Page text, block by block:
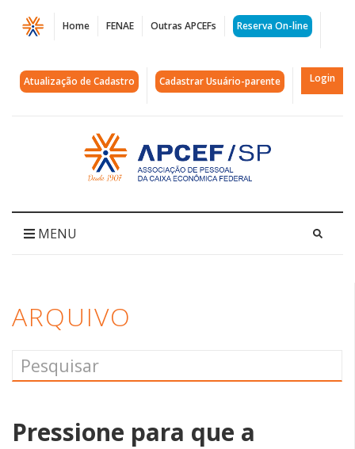
Página
Arquivos
Comitê
Defesa
Públicas
Home FENAE Outras APCEFs Reserva On-line
Atualização de Cadastro Cadastrar Usuário-parente Login
Acessar
página
inicial
MENU
ARQUIVO
Pressione para que a